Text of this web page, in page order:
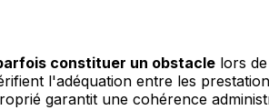
constituer un obstacle lors
l'adéquation entre les
garantit une cohérence